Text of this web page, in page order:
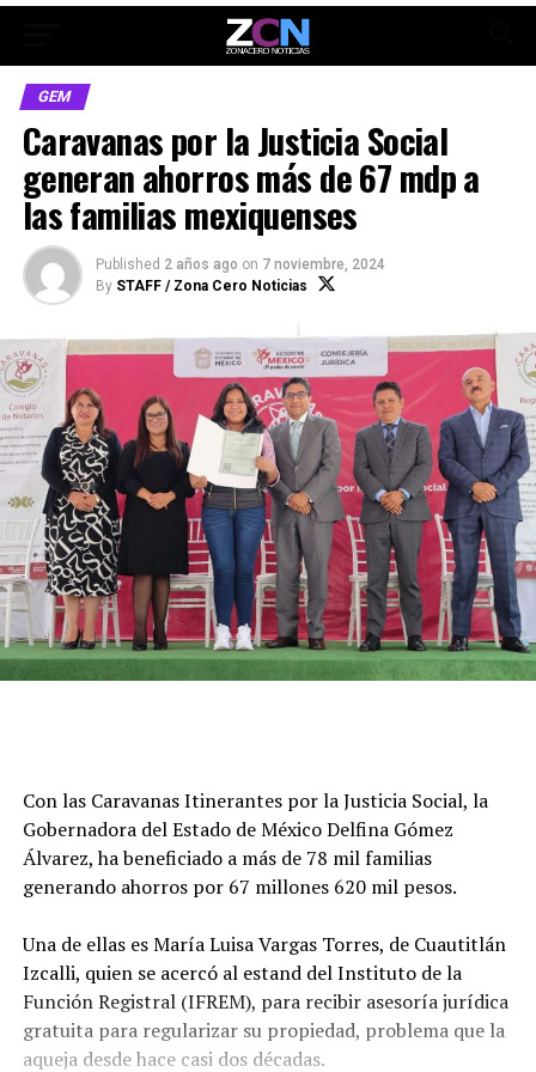
GEM
Caravanas por la Justicia Social
generan ahorros más de 67 mdp a
las familias mexiquenses
Published 2 años ago on 7 noviembre, 2024
By STAFF / Zona Cero Noticias
Con las Caravanas Itinerantes por la Justicia Social, la
Gobernadora del Estado de México Delfina Gómez
Álvarez, ha beneficiado a más de 78 mil familias
generando ahorros por 67 millones 620 mil pesos.
Una de ellas es María Luisa Vargas Torres, de Cuautitlán
Izcalli, quien se acercó al estand del Instituto de la
Función Registral (IFREM), para recibir asesoría jurídica
gratuita para regularizar su propiedad, problema que la
aqueja desde hace casi dos décadas.